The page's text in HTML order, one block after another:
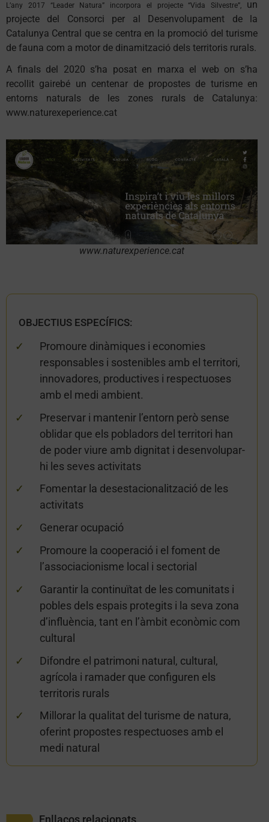
L’any 2017 “Leader Natura” incorpora el projecte “Vida Silvestre”, un
projecte del Consorci per al Desenvolupament de la
Catalunya Central que se centra en la promoció del turisme
de fauna com a motor de dinamització dels territoris rurals.
A finals del 2020 s’ha posat en marxa el web on s’ha
recollit gairebé un centenar de propostes de turisme en
entorns naturals de les zones rurals de Catalunya:
www.naturexeperience.cat
www.naturexperience.cat
OBJECTIUS ESPECÍFICS:
Promoure dinàmiques i economies
responsables i sostenibles amb el territori,
innovadores, productives i respectuoses
amb el medi ambient.
Preservar i mantenir l’entorn però sense
oblidar que els pobladors del territori han
de poder viure amb dignitat i desenvolupar-
hi les seves activitats
Fomentar la desestacionalització de les
activitats
Generar ocupació
Promoure la cooperació i el foment de
l’associacionisme local i sectorial
Garantir la continuïtat de les comunitats i
pobles dels espais protegits i la seva zona
d’influència, tant en l’àmbit econòmic com
cultural
Difondre el patrimoni natural, cultural,
agrícola i ramader que configuren els
territoris rurals
Millorar la qualitat del turisme de natura,
oferint propostes respectuoses amb el
medi natural
Enllaços relacionats